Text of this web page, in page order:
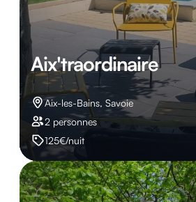
Aix'traordinaire
Aix-les-Bains, Savoie
2 personnes
125€/nuit